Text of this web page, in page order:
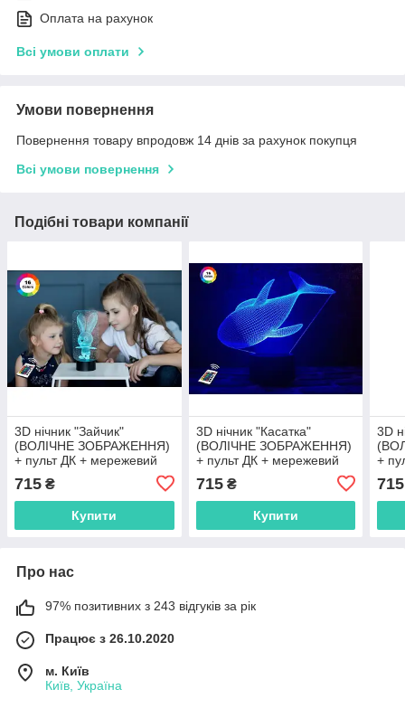
Оплата на рахунок
Всі умови оплати
Умови повернення
Повернення товару впродовж 14 днів за рахунок покупця
Всі умови повернення
Подібні товари компанії
3D нічник "Зайчик"
(ВОЛІЧНЕ ЗОБРАЖЕННЯ)
+ пульт ДК + мережевий
(3ААА) 3DTOYSLAMP
715 ₴
Купити
3D нічник "Касатка"
(ВОЛІЧНЕ ЗОБРАЖЕННЯ)
+ пульт ДК + мережевий
(3ААА) 3DTOYSLAMP
715₴
Купити
3D
+
715
Про нас
97% позитивних з 243 відгуків за рік
Працює з 26.10.2020
м. Київ
Київ, Україна